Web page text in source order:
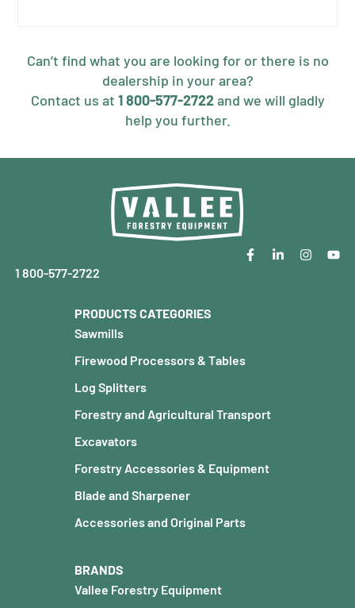
Can’t find what you are looking for or there is no
dealership in your area?
Contact us at 1 800-577-2722and we will gladly
help you further.
1 800-577-2722
PRODUCTS CATEGORIES
Sawmills
Firewood Processors & Tables
Log Splitters
Forestry and Agricultural Transport
Excavators
Forestry Accessories & Equipment
Blade and Sharpener
Accessories and Original Parts
BRANDS
Vallee Forestry Equipment